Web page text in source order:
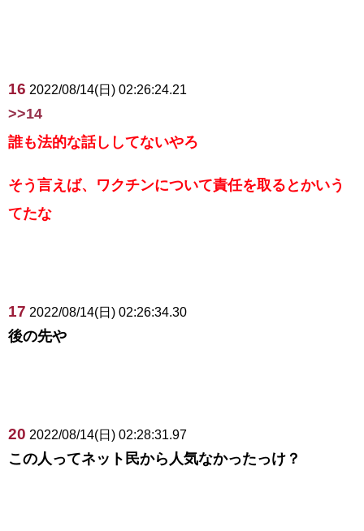
16 2022/08/14(日) 02:26:24.21
>>14
誰も法的な話ししてないやろ
そう言えば、ワクチンについて責任を取るとかいう
てたな
17 2022/08/14(日) 02:26:34.30
後の先や
20 2022/08/14(日) 02:28:31.97
この人ってネット民から人気なかったっけ？